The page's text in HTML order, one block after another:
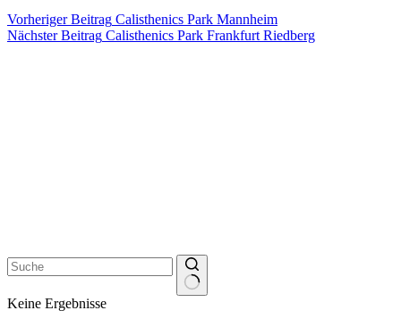
VorherigerBeitrag Calisthenics Park Mannheim
NächsterBeitrag Calisthenics Park Frankfurt Riedberg
Keine Ergebnisse